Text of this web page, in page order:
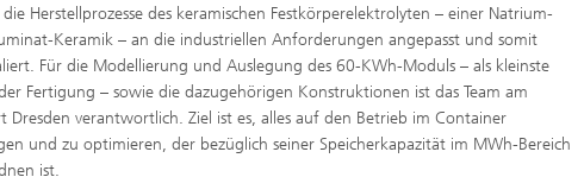
Herstellprozesse des kera­mischen Festkörperelektrolyten – einer Natrium-
Keramik – an die industriellen Anforderungen angepasst und somit
Für die Modellierung und Ausle­gung des 60-KWh-Moduls – als kleinste
Fertigung – sowie die dazugehörigen Konstruktionen ist das Team am
Dresden verantwortlich. Ziel ist es, alles auf den Betrieb im Container
und zu optimieren, der bezüglich seiner Speicherkapa­zität im MWh-Bereich
ist.